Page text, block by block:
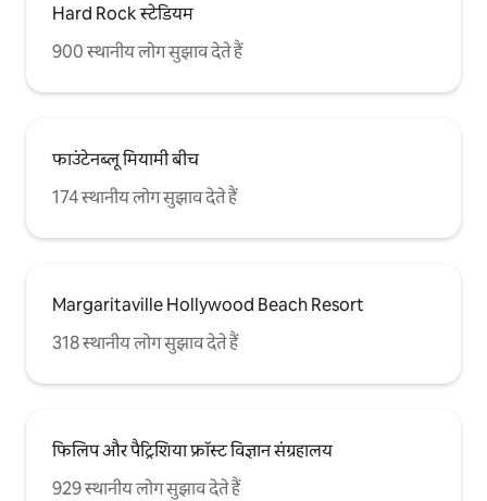
Hard Rock स्टेडियम
900 स्थानीय लोग सुझाव देते हैं
फाउंटेनब्लू मियामी बीच
174 स्थानीय लोग सुझाव देते हैं
Margaritaville Hollywood Beach Resort
318 स्थानीय लोग सुझाव देते हैं
फिलिप और पैट्रिशिया फ्रॉस्ट विज्ञान संग्रहालय
929 स्थानीय लोग सुझाव देते हैं